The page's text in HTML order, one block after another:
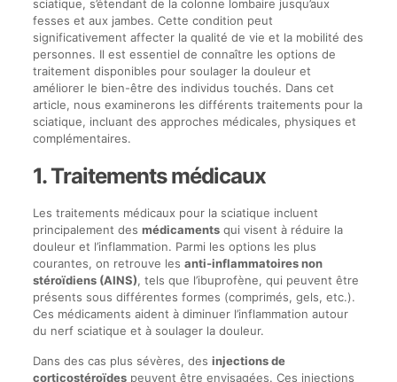
sciatique, s’étendant de la colonne lombaire jusqu’aux
fesses et aux jambes. Cette condition peut
significativement affecter la qualité de vie et la mobilité des
personnes. Il est essentiel de connaître les options de
traitement disponibles pour soulager la douleur et
améliorer le bien-être des individus touchés. Dans cet
article, nous examinerons les différents traitements pour la
sciatique, incluant des approches médicales, physiques et
complémentaires.
1. Traitements médicaux
Les traitements médicaux pour la sciatique incluent
principalement des médicamentsqui visent à réduire la
douleur et l’inflammation. Parmi les options les plus
courantes, on retrouve les anti-inflammatoires non
stéroïdiens (AINS), tels que l’ibuprofène, qui peuvent être
présents sous différentes formes (comprimés, gels, etc.).
Ces médicaments aident à diminuer l’inflammation autour
du nerf sciatique et à soulager la douleur.
Dans des cas plus sévères, des injections de
corticostéroïdespeuvent être envisagées. Ces injections